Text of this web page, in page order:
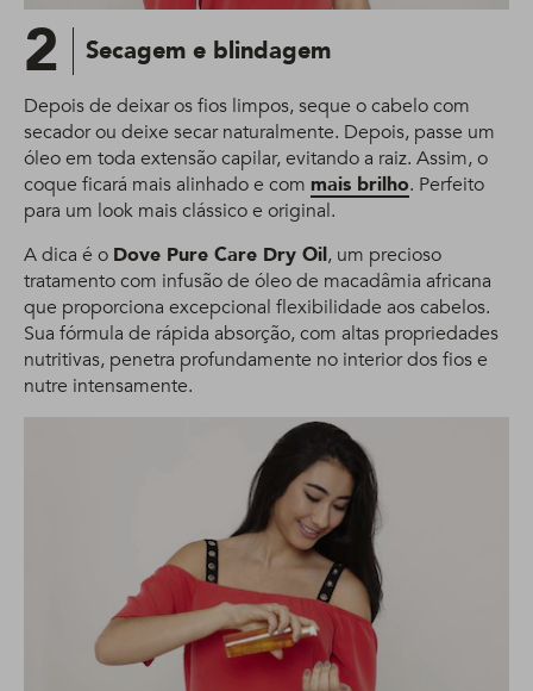
2 Secagem e blindagem
Depois de deixar os fios limpos, seque o cabelo com
secador ou deixe secar naturalmente. Depois, passe um
óleo em toda extensão capilar, evitando a raiz. Assim, o
coque ficará mais alinhado e com mais brilho. Perfeito
para um look mais clássico e original.
A dica é o Dove Pure Care Dry Oil, um precioso
tratamento com infusão de óleo de macadâmia africana
que proporciona excepcional flexibilidade aos cabelos.
Sua fórmula de rápida absorção, com altas propriedades
nutritivas, penetra profundamente no interior dos fios e
nutre intensamente.